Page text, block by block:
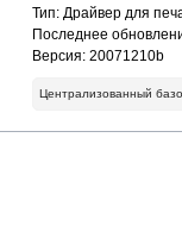
Тип: Драйвер для
Последнее
Версия: 20071210b
Централизованный